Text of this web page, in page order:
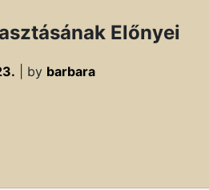
Előnyei
by barbara